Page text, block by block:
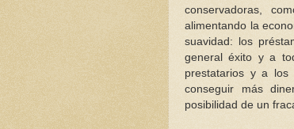
conservadoras,
alimentando la
suavidad: los
general éxito y a
prestatarios y a los
conseguir más
posibilidad de un